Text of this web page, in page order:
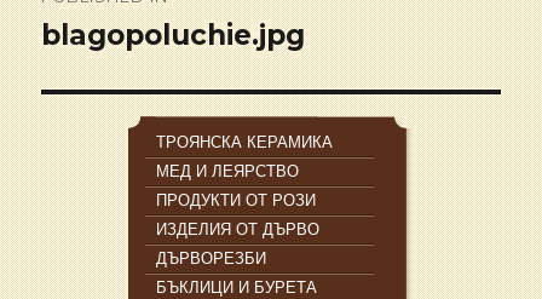
navigation
blagopoluchie.jpg
ТРОЯНСКА КЕРАМИКА
МЕД И ЛЕЯРСТВО
ПРОДУКТИ ОТ РОЗИ
ИЗДЕЛИЯ ОТ ДЪРВО
ДЪРВОРЕЗБИ
БЪКЛИЦИ И БУРЕТА